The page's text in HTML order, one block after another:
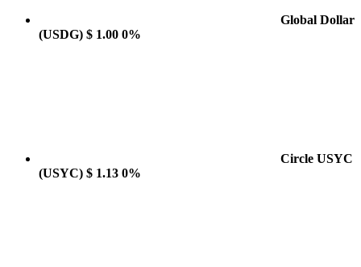
Global Dollar
(USDG) $ 1.00 0%
Circle USYC
(USYC) $ 1.13 0%